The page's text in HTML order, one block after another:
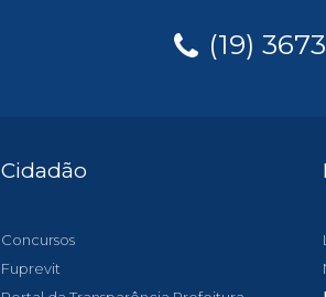
(19)
Cidadão
Concursos
Fuprevit